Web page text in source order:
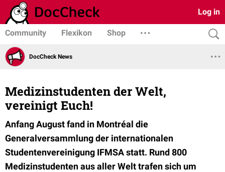
Log in
Community Flexikon Shop
DocCheck News
Medizinstudenten der Welt,
vereinigt Euch!
Anfang August fand in Montréal die
Generalversammlung der internationalen
Studentenvereinigung IFMSA statt. Rund 800
Medizinstudenten aus aller Welt trafen sich um